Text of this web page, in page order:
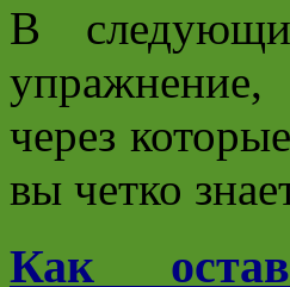
В
через
вы четко
Как